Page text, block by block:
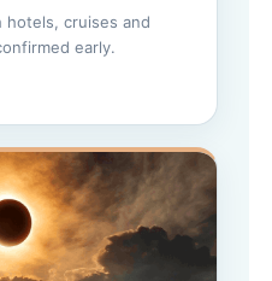
hotels, cruises and
early.